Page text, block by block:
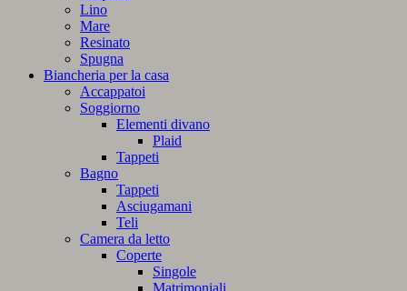
Lino
Mare
Resinato
Spugna
Biancheria per la casa
Accappatoi
Soggiorno
Elementi divano
Plaid
Tappeti
Bagno
Tappeti
Asciugamani
Teli
Camera da letto
Coperte
Singole
Matrimoniali